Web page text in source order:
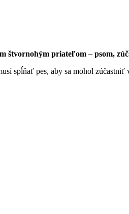
štvornohým priateľom – psom,
spĺňať pes, aby sa mohol